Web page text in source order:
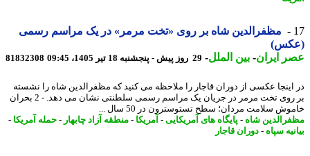
مظفرالدین شاه بر روی «تخت مرمر» در یک مراسم رسمی
ایران- بین الملل-29 روز پیش - پنجشنبه 18 تیر 1405، 09:45 81832308
عکسی از دوران قاجار را ملاحظه می کنید که مظفرالدین شاه را نشسته
بر روی تخت مرمر در جریان یک مراسم رسمی سلطنتی نشان می دهد. - 2 بحران
سلامت مردان؛ سطح تستوسترون در 50 سال ...
شاه -پایگاه های آمریکایی-آمریکا- منطقه آزاد چابهار-حمله آمریکا-
سپاه-دوران قاجار